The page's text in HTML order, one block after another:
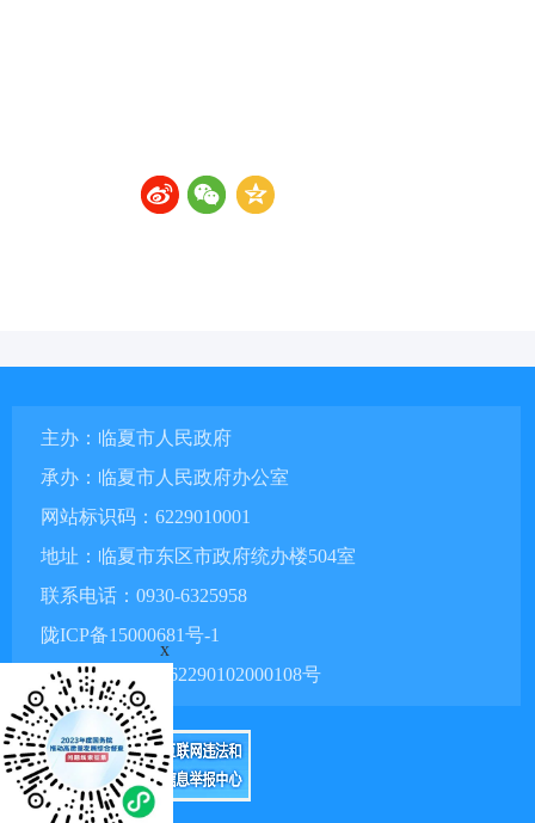
主办：临夏市人民政府
承办：临夏市人民政府办公室
网站标识码：6229010001
地址：临夏市东区市政府统办楼504室
联系电话：0930-6325958
陇ICP备15000681号-1
甘公网安备 62290102000108号
x